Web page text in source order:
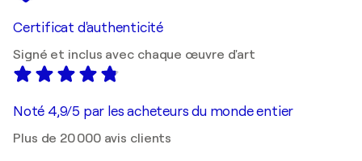
Certificat d'authenticité
Signé et inclus avec chaque œuvre d'art
Noté 4,9/5 par les acheteurs du monde entier
Plus de 20 000 avis clients